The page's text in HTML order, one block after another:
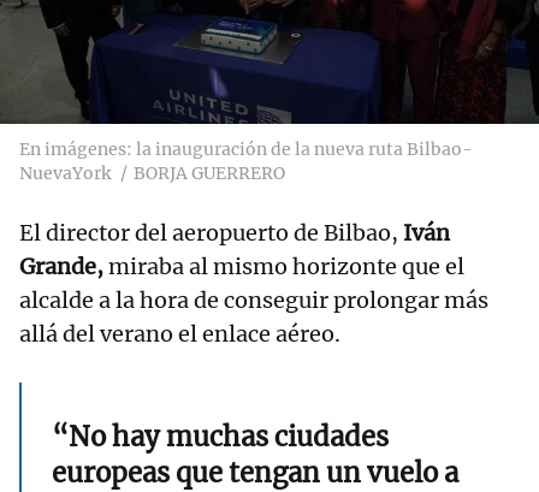
En imágenes: la inauguración de la nueva ruta Bilbao-
NuevaYork
BORJA GUERRERO
El director del aeropuerto de Bilbao, Iván
Grande,miraba al mismo horizonte que el
alcalde a la hora de conseguir prolongar más
allá del verano el enlace aéreo.
“No hay muchas ciudades
europeas que tengan un vuelo a